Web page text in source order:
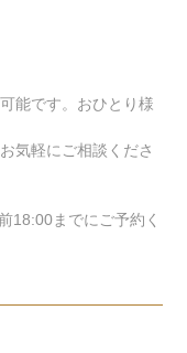
能です。おひとり様
気軽にご相談くださ
18:00までにご予約く